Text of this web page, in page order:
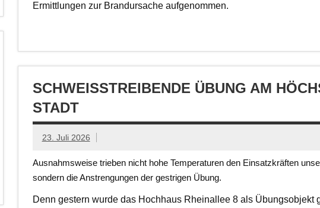
Ermittlungen zur Brandursache aufgenommen.
SCHWEISSTREIBENDE ÜBUNG AM
TADT
23. Juli 2026
Ausnahmsweise trieben nicht hohe Temperaturen den Einsatzkräften
sondern die Anstrengungen der gestrigen Übung.
Denn gestern wurde das Hochhaus Rheinallee 8 als Übungsobjekt